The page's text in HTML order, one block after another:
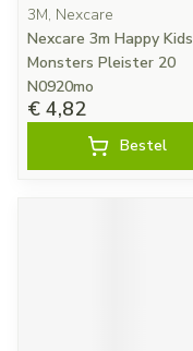
3M, Nexcare
Nexcare 3m Happy Kids
Monsters Pleister 20
N0920mo
€ 4,82
Bestel